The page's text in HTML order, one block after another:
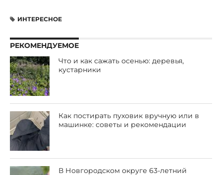
ИНТЕРЕСНОЕ
РЕКОМЕНДУЕМОЕ
Что и как сажать осенью: деревья,
кустарники
Как постирать пуховик вручную или в
машинке: советы и рекомендации
В Новгородском округе 63-летний